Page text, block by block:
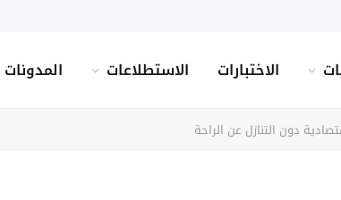
الاختبارات الاستطلاعات المدونات
دون التنازل عن الراحة